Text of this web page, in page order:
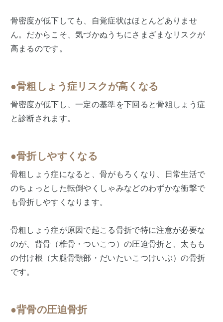
骨密度が低下しても、自覚症状はほとんどありませ
ん。だからこそ、気づかぬうちにさまざまなリスクが
高まるのです。
●骨粗しょう症リスクが高くなる
骨密度が低下し、一定の基準を下回ると骨粗しょう症
と診断されます。
●骨折しやすくなる
骨粗しょう症になると、骨がもろくなり、日常生活で
のちょっとした転倒やくしゃみなどのわずかな衝撃で
も骨折しやすくなります。
骨粗しょう症が原因で起こる骨折で特に注意が必要な
のが、背骨（椎骨・ついこつ）の圧迫骨折と、太もも
の付け根（大腿骨頸部・だいたいこつけいぶ）の骨折
です。
●背骨の圧迫骨折